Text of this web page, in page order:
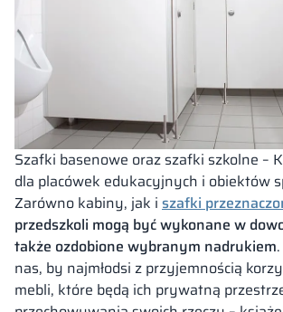
Szafki basenowe oraz szafki szkolne –
dla placówek edukacyjnych i obiektów
Zarówno kabiny, jak i szafki
przedszkoli mogą być wykonane w
także ozdobione wybranym nadrukiem
nas, by najmłodsi z przyjemnością
mebli, które będą ich prywatną